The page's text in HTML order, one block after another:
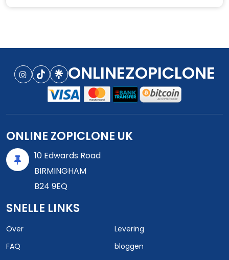
ONLINEZOPICLONE
ONLINE ZOPICLONE UK
10 Edwards Road
BIRMINGHAM
B24 9EQ
SNELLE LINKS
Over
Levering
FAQ
bloggen